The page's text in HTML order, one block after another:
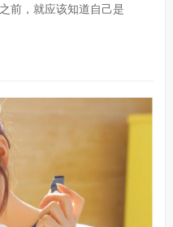
前，就应该知道自己是